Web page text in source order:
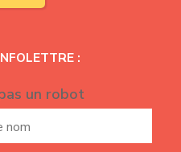
:
un robot